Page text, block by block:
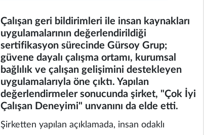
Çalışan geri bildirimleri ile insan kaynakları
uygulamalarının değerlendirildiği
sertifikasyon sürecinde Gürsoy Grup;
güvene dayalı çalışma ortamı, kurumsal
bağlılık ve çalışan gelişimini destekleyen
uygulamalarıyla öne çıktı. Yapılan
değerlendirmeler sonucunda şirket, "Çok İyi
Çalışan Deneyimi" unvanını da elde etti.
Şirketten yapılan açıklamada, insan odaklı